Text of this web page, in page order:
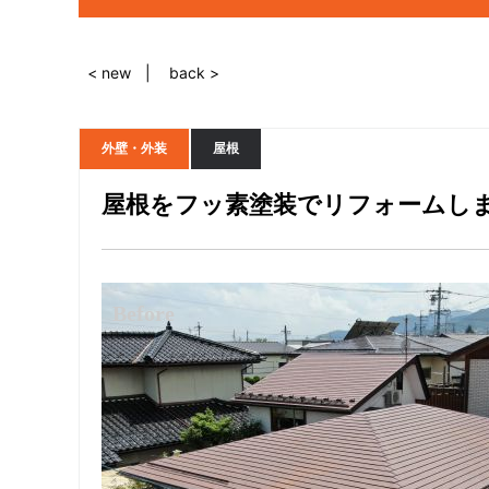
< new back >
外壁・外装 屋根
屋根をフッ素塗装でリフォームし